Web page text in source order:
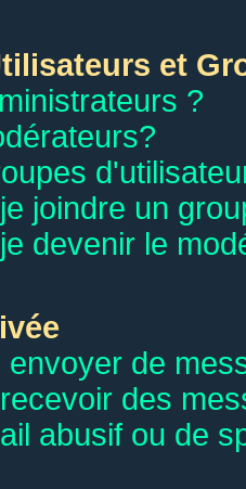
et
?
joindre un
devenir le
de
des
abusif ou de